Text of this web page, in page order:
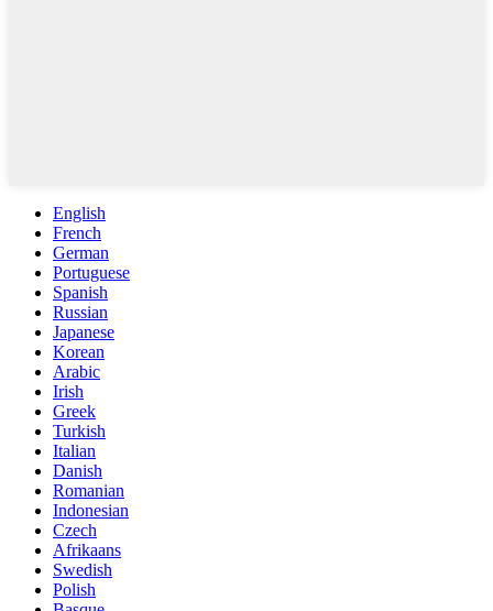
English
French
German
Portuguese
Spanish
Russian
Japanese
Korean
Arabic
Irish
Greek
Turkish
Italian
Danish
Romanian
Indonesian
Czech
Afrikaans
Swedish
Polish